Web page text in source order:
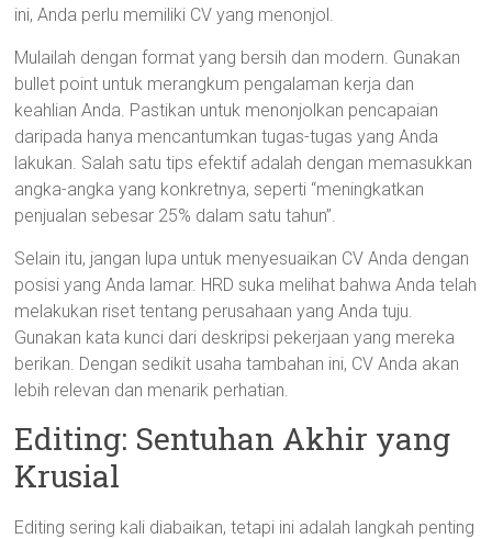
ini, Anda perlu memiliki CV yang menonjol.
Mulailah dengan format yang bersih dan modern. Gunakan
bullet point untuk merangkum pengalaman kerja dan
keahlian Anda. Pastikan untuk menonjolkan pencapaian
daripada hanya mencantumkan tugas-tugas yang Anda
lakukan. Salah satu tips efektif adalah dengan memasukkan
angka-angka yang konkretnya, seperti “meningkatkan
penjualan sebesar 25% dalam satu tahun”.
Selain itu, jangan lupa untuk menyesuaikan CV Anda dengan
posisi yang Anda lamar. HRD suka melihat bahwa Anda telah
melakukan riset tentang perusahaan yang Anda tuju.
Gunakan kata kunci dari deskripsi pekerjaan yang mereka
berikan. Dengan sedikit usaha tambahan ini, CV Anda akan
lebih relevan dan menarik perhatian.
Editing: Sentuhan Akhir yang
Krusial
Editing sering kali diabaikan, tetapi ini adalah langkah penting